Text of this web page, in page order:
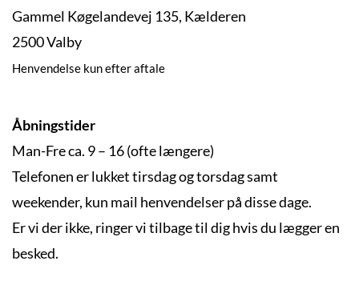
Gammel Køgelandevej 135, Kælderen
2500 Valby
Henvendelse kun efter aftale
Åbningstider
Man-Fre ca. 9 – 16 (ofte længere)
Telefonen er lukket tirsdag og torsdag samt
weekender, kun mail henvendelser på disse dage.
Er vi der ikke, ringer vi tilbage til dig hvis du lægger en
besked.